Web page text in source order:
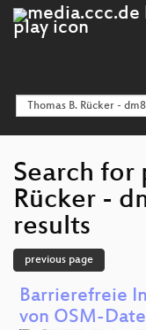
Search for
Rücker -
results
previous page
Barrierefreie
von OSM-